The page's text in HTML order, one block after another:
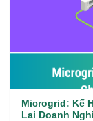
Microgrid: Kế
Lai Doanh